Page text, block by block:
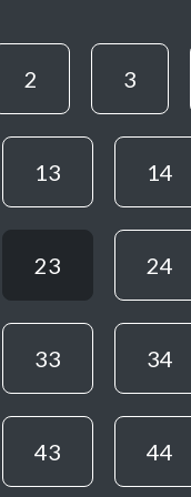
2 3
13 14
23 24
33 34
43 44